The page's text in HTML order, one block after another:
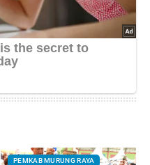
PEMKAB MURUNG RAYA